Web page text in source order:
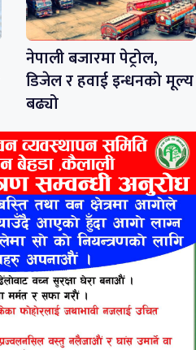
नेपाली बजारमा पेट्रोल,
डिजेल र हवाई इन्धनको मूल्य
बढ्यो